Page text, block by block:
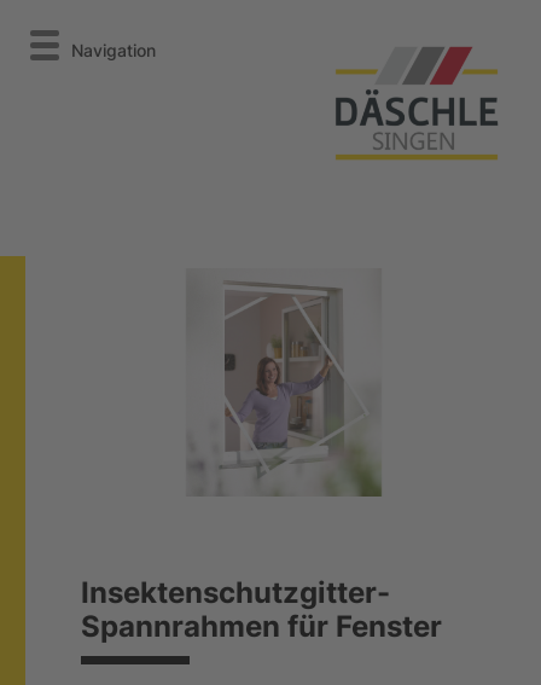
Navigation
Insektenschutzgitter-
Spannrahmen für Fenster